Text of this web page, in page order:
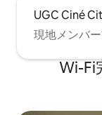
UGC Ciné
現地メンバ
Wi-Fi